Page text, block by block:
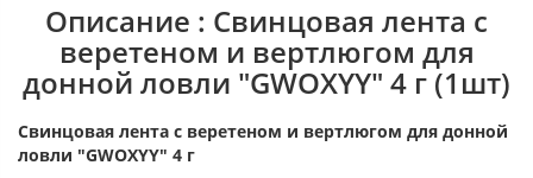
Описание : Свинцовая лента с
веретеном и вертлюгом для
донной ловли "GWOXYY" 4 г (1шт)
Свинцовая лента с веретеном и вертлюгом для донной
ловли "GWOXYY" 4 г